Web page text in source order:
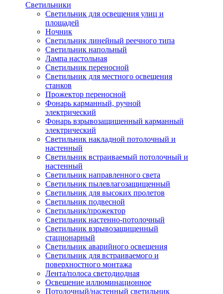
Светильники
Светильник для освещения улиц и
площадей
Ночник
Светильник линейный реечного типа
Светильник напольный
Лампа настольная
Светильник переносной
Светильник для местного освещения
станков
Прожектор переносной
Фонарь карманный, ручной
электрический
Фонарь взрывозащищенный карманный
электрический
Светильник накладной потолочный и
настенный
Светильник встраиваемый потолочный и
настенный
Светильник направленного света
Светильник пылевлагозащищенный
Светильник для высоких пролетов
Светильник подвесной
Светильник/прожектор
Светильник настенно-потолочный
Светильник взрывозащищенный
стационарный
Светильник аварийного освещения
Светильник для встраиваемого и
поверхностного монтажа
Лента/полоса светодиодная
Освещение иллюминационное
Потолочный/настенный светильник